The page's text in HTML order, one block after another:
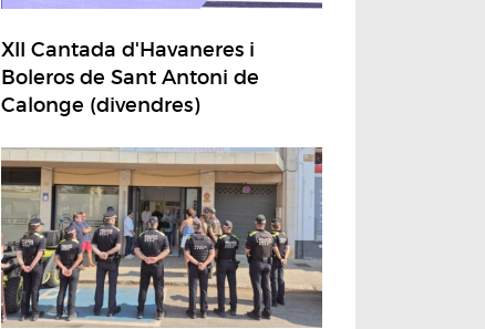
XII Cantada d'Havaneres i
Boleros de Sant Antoni de
Calonge (divendres)